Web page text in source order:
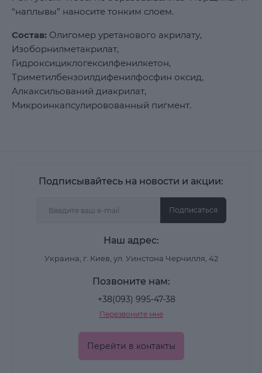
“наплывы” наносите тонким слоем.
Состав: Олигомер уретанового акрилату,
Изоборнилметакрилат,
Гидроксициклогексилфенилкетон,
Триметилбензоилдифенилфосфин оксид,
Алкаксильований диакрилат,
Микроинкапсулировованный пигмент.
Подписывайтесь на новости и акции:
Подписаться
Наш адрес:
Украина, г. Киев, ул. Уинстона Черчилля, 42
Позвоните нам:
+38(093) 995-47-38
Перезвоните мне
Перейти в контакты